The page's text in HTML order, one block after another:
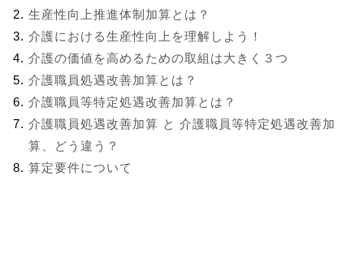
生産性向上推進体制加算とは？
介護における生産性向上を理解しよう！
介護の価値を高めるための取組は大きく３つ
介護職員処遇改善加算とは？
介護職員等特定処遇改善加算とは？
介護職員処遇改善加算 と 介護職員等特定処遇改善加
算、どう違う？
算定要件について